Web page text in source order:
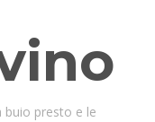
buio presto e le